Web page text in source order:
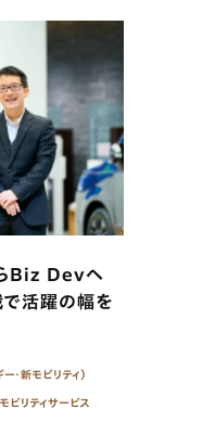
Biz Devへ
活躍の幅を
・新モビリティ）
モビリティサービス